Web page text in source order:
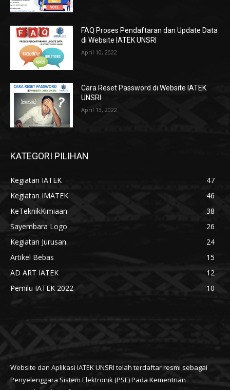
FAQ Proses Pendaftaran dan Update Data
di Website IATEK UNSRI
April 10, 2022
Cara Reset Password di Website IATEK
UNSRI
April 13, 2022
KATEGORI PILIHAN
Kegiatan IATEK
47
Kegiatan IMATEK
46
KeTeknikKimiaan
38
Sayembara Logo
26
Kegiatan Jurusan
24
Artikel Bebas
15
AD ART IATEK
12
Pemilu IATEK 2022
10
Website dan Aplikasi IATEK UNSRI telah terdaftar resmi sebagai
Penyelenggara Sistem Elektronik (PSE) Pada Kementrian